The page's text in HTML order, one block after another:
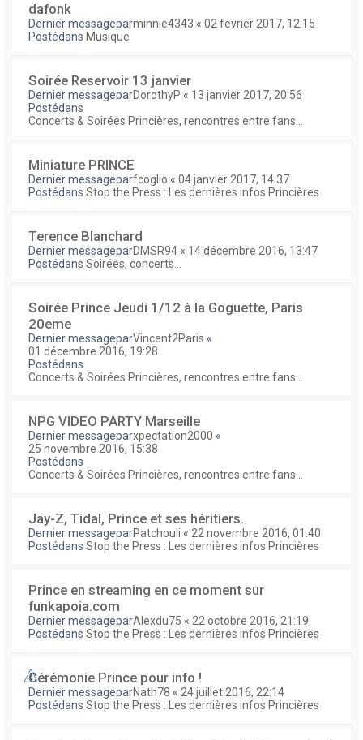
dafonk
Dernier messageparminnie4343 « 02 février 2017, 12:15
Postédans Musique
Soirée Reservoir 13 janvier
Dernier messageparDorothyP « 13 janvier 2017, 20:56
Postédans
Concerts & Soirées Princières, rencontres entre fans...
Miniature PRINCE
Dernier messageparfcoglio « 04 janvier 2017, 14:37
Postédans Stop the Press : Les dernières infos Princières
Terence Blanchard
Dernier messageparDMSR94 « 14 décembre 2016, 13:47
Postédans Soirées, concerts...
Soirée Prince Jeudi 1/12 à la Goguette, Paris
20eme
Dernier messageparVincent2Paris «
01 décembre 2016, 19:28
Postédans
Concerts & Soirées Princières, rencontres entre fans...
NPG VIDEO PARTY Marseille
Dernier messageparxpectation2000 «
25 novembre 2016, 15:38
Postédans
Concerts & Soirées Princières, rencontres entre fans...
Jay-Z, Tidal, Prince et ses héritiers.
Dernier messageparPatchouli « 22 novembre 2016, 01:40
Postédans Stop the Press : Les dernières infos Princières
Prince en streaming en ce moment sur
funkapoia.com
Dernier messageparAlexdu75 « 22 octobre 2016, 21:19
Postédans Stop the Press : Les dernières infos Princières
Cérémonie Prince pour info !
Dernier messageparNath78 « 24 juillet 2016, 22:14
Postédans Stop the Press : Les dernières infos Princières